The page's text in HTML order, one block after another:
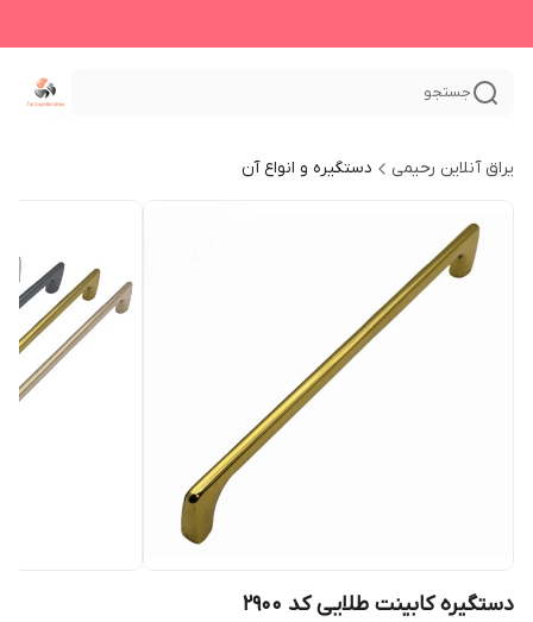
جستجو
یراق آنلاین رحیمی دستگیره و انواع آن
دستگیره کابینت طلایی کد 2900